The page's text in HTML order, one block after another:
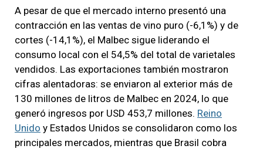
A pesar de que el mercado interno presentó una
contracción en las ventas de vino puro (-6,1%) y de
cortes (-14,1%), el Malbec sigue liderando el
consumo local con el 54,5% del total de varietales
vendidos. Las exportaciones también mostraron
cifras alentadoras: se enviaron al exterior más de
130 millones de litros de Malbec en 2024, lo que
generó ingresos por USD 453,7 millones. Reino
Unido y Estados Unidos se consolidaron como los
principales mercados, mientras que Brasil cobra